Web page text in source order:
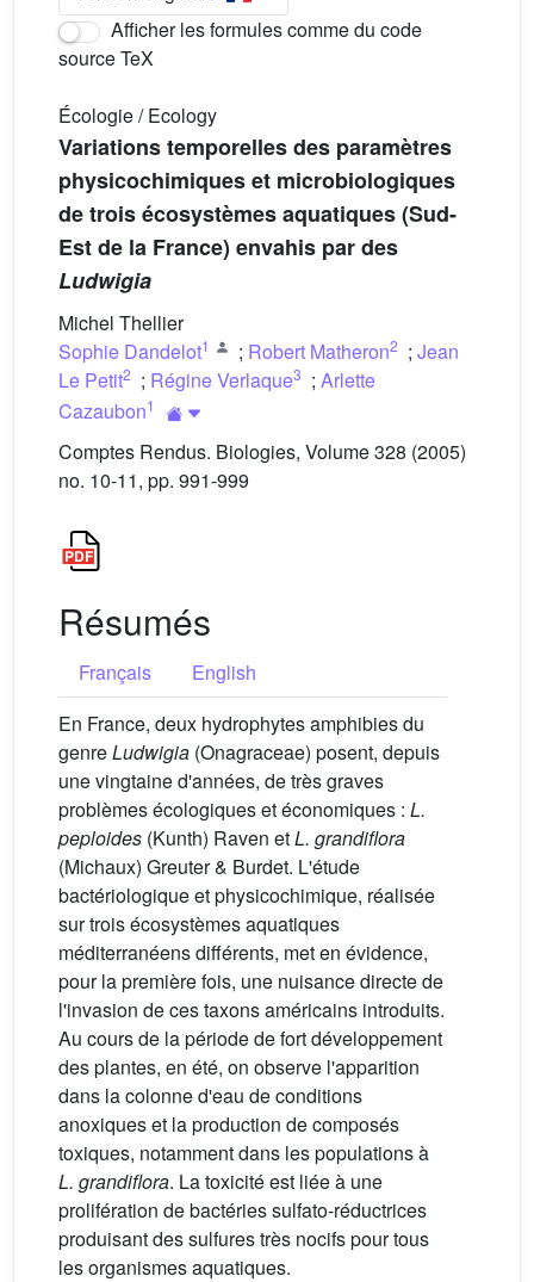
Afficher les formules comme du code
source TeX
Écologie / Ecology
Variations temporelles des paramètres
physicochimiques et microbiologiques
de trois écosystèmes aquatiques (Sud-
Est de la France) envahis par des
Ludwigia
Michel Thellier
Sophie Dandelot1 ; Robert Matheron2 ; Jean
Le Petit2 ; Régine Verlaque3 ; Arlette
Cazaubon1
Comptes Rendus. Biologies, Volume 328 (2005)
no. 10-11, pp. 991-999
Résumés
Français
English
En France, deux hydrophytes amphibies du
genreLudwigia (Onagraceae) posent, depuis
une vingtaine d'années, de très graves
problèmes écologiques et économiques : L.
peploides (Kunth) Raven etL. grandiflora
(Michaux) Greuter & Burdet. L'étude
bactériologique et physicochimique, réalisée
sur trois écosystèmes aquatiques
méditerranéens différents, met en évidence,
pour la première fois, une nuisance directe de
l'invasion de ces taxons américains introduits.
Au cours de la période de fort développement
des plantes, en été, on observe l'apparition
dans la colonne d'eau de conditions
anoxiques et la production de composés
toxiques, notamment dans les populations à
L. grandiflora. La toxicité est liée à une
prolifération de bactéries sulfato-réductrices
produisant des sulfures très nocifs pour tous
les organismes aquatiques.